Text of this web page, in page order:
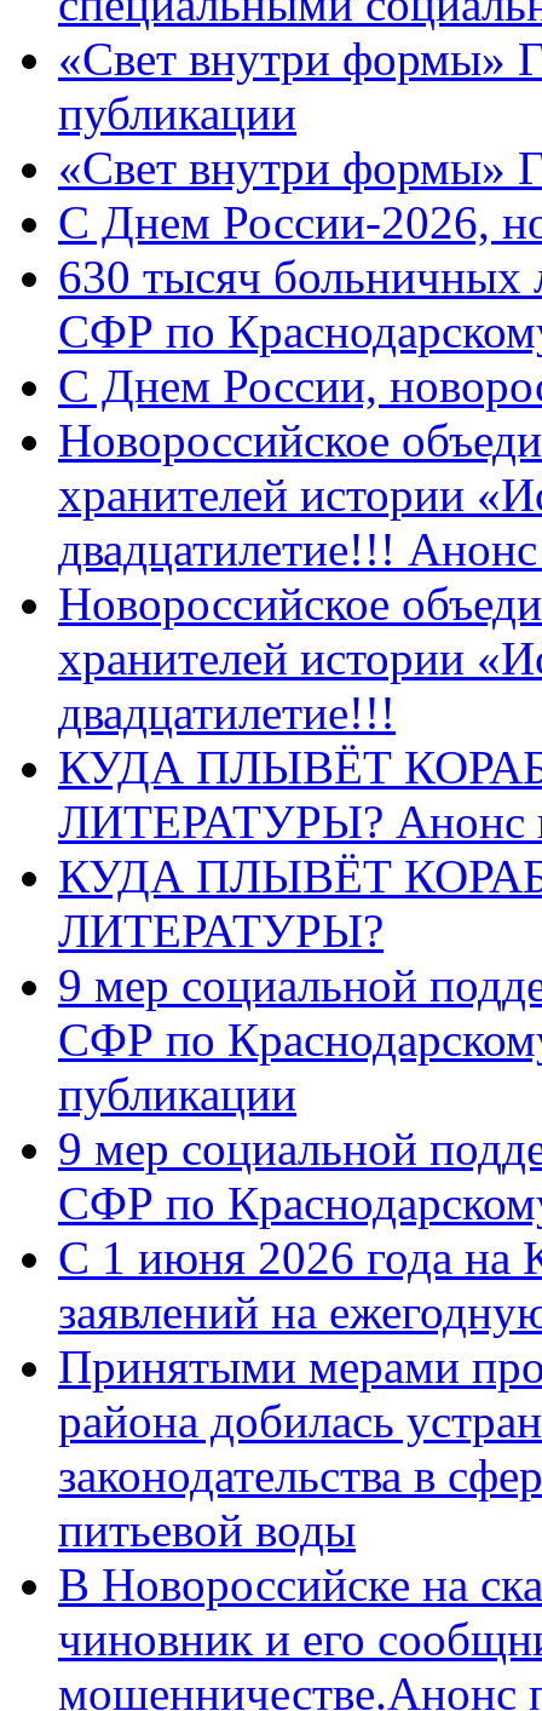
«Свет внутри формы»
публикации
«Свет внутри формы»
C Днем России-2026,
630 тысяч больничных
СФР по
C Днем России,
Новороссийское
хранителей истории
двадцатилетие!!!
Новороссийское
хранителей истории
двадцатилетие!!!
КУДА ПЛЫВЁТ
ЛИТЕРАТУРЫ? Анонс
КУДА ПЛЫВЁТ
ЛИТЕРАТУРЫ?
9 мер социальной
СФР по
публикации
9 мер социальной
СФР по
С 1 июня 2026 года на
заявлений на
Принятыми мерами
района добилась
законодательства в
питьевой воды
В Новороссийске на
чиновник и его
мошенничестве.Анонс